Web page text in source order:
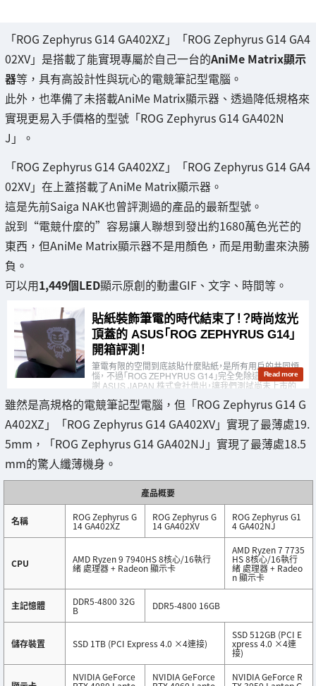
「ROG Zephyrus G14 GA402XZ」「ROG Zephyrus G14 GA4
02XV」是搭載了能實現專屬於自己一台的AniMe Matrix顯示
器等，具有高設計性與玩心的電競筆記型電腦。
此外，也準備了未搭載AniMe Matrix顯示器、透過降低規格來
實現更易入手價格的型號「ROG Zephyrus G14 GA402N
J」。
「ROG Zephyrus G14 GA402XZ」「ROG Zephyrus G14 GA4
02XV」在上蓋搭載了AniMe Matrix顯示器。
這是先前Saiga NAK也曾評測過的產品的最新型號。
說到“電競什麼的”容易讓人聯想到發出約1680萬色光芒的
東西，但AniMe Matrix顯示器不是用顏色，而是用動畫來決勝
負。
可以用1,449個LED顯示原創的動畫GIF、文字、時間等。
雖然是高規格的電競筆記型電腦，但「ROG Zephyrus G14 G
A402XZ」「ROG Zephyrus G14 GA402XV」實現了最薄處19.
5mm，「ROG Zephyrus G14 GA402NJ」實現了最薄處18.5
mm的驚人纖薄機身。
產品概要
名稱 ROG Zephyrus G
14 GA402XZ
ROG Zephyrus G
14 GA402XV
ROG Zephyrus G1
4 GA402NJ
CPU AMD Ryzen 9 7940HS 8核心/16執行
緒 處理器 + Radeon 顯示卡
AMD Ryzen 7 7735
HS 8核心/16執行
緒 處理器 + Radeo
n 顯示卡
主記憶體 DDR5-4800 32G
B DDR5-4800 16GB
儲存裝置 SSD 1TB (PCI Express 4.0 ×4連接)
SSD 512GB (PCI E
xpress 4.0 ×4連
接)
NVIDIA GeForce NVIDIA GeForce NVIDIA GeForce R